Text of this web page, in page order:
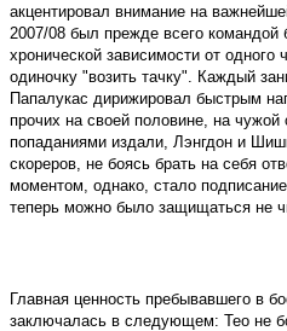
акцентировал внимание на
2007/08 был прежде всего
хронической зависимости от
одиночку "возить тачку". Каждый
Папалукас дирижировал быстрым
прочих на своей половине, на
попаданиями издали, Лэнгдон и
скореров, не боясь брать на себя
моментом, однако, стало
теперь можно было защищаться не
Главная ценность пребывавшего в
заключалась в следующем: Тео не